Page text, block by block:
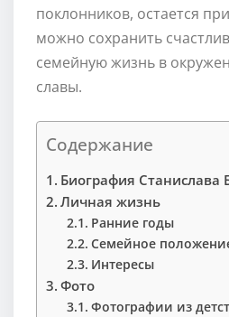
поклонников, остается
можно сохранить
семейную жизнь в
славы.
Содержание
Биография Станислава
Личная жизнь
Ранние годы
Семейное
Интересы
Фото
Фотографии из